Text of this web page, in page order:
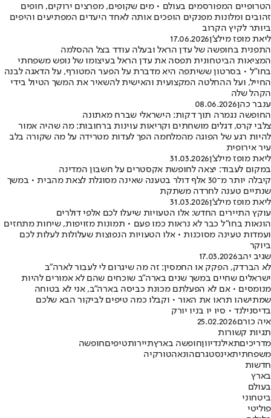
הטרופיים המפורסמים בעולם • מים שקופים, מפרצים ירוקים, חופים
זהובים ומלונות מפנקים הופכים אותה לאחד היעדים המפתיעים והיפים
ביותר לקיץ הקרוב
ליאת מופז מילצ'ן17.06.2026
התפנית בחופשה של עדן הראל ובעלה עודד בצל ההסלמה
המציאות הביטחונית תפסה את עדן הראל בעיצומו של נופש משפחתי
בחו"ל • בסרטון ששיתפה היא מדברת על הפער המטורף, על הדאגה לבנה
החייל, ועל ההחלטה המקצועית והאישית להשאיר את המשך הטיול בידי
הקהל שלה
ענבר כהן08.06.2026
החופשה נגמרה תוך דקות: הישראלי שברח מאתונה
צלבי קרס, דגלים מושחתים וקריאות עוינות ברחובות: מה שהיה אמור
להיות רגע של הפוגה מהמלחמה הפך לעדות מטרידה על מה שקורה בלב
עיר אירופית
ליאת מופז מילצ'ן31.03.2026
במקום לעבוד: יצאה לחופשת אקסטרים על חשבון המדינה
קיבלה יותר מ־30 אלף דולר בטענה שאינה מסוגלת לצאת מהבית • במשך
שנתיים טענה לחרדה משתקת
ליאת מופז מילצ'ן31.03.2026
עוקץ התיירים החדש: אלו הטעויות שיעלו לכם אלפי דולרים
הונאות בחו"ל כבר לא נראות כמו פעם • תמונות מזויפות, שיחות מתחזים
ועמדות טעינה מסוכנות • אלו הטעויות הנפוצות שעלולות לעלות לכם
ביוקר
שגיב יהב17.03.2026
לא הברדק, הפקק או החמסין: זה מה שיגרום לי לעבור לארה"ב
ישראלים שחיים במשך שנים בארה"ב שוכחים שהם לא אמורים להיות
מנומסים • אם לא הפעלתם מכונת כביסה בארה"ב, אני לא בטוחה
שמתישהו תראו את האור • וקבלו כמה טיפים לביקור הבא שלכם
בדיסנילנד • סיו יו בניו יורק
איה כורם25.02.2026
תגיות קשורות
מדריכיםתאילנדיווןחופשה בארץתיירותטיפיםחופשה
משפחתיתאינסטגרםהונאהטורקיה
חדשות
בארץ
בעולם
ביטחוני
פוליטי